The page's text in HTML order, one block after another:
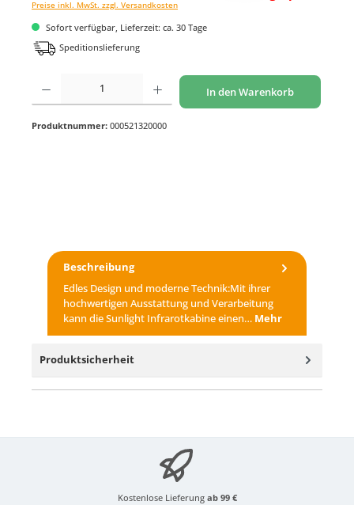
Preise inkl. MwSt. zzgl. Versandkosten
Sofort verfügbar, Lieferzeit: ca. 30 Tage
Speditionslieferung
Produkt Anzahl: Gib den gewünschten Wert ein oder benutze die Schaltflächen um
In den Warenkorb
Produktnummer: 000521320000
Beschreibung
Edles Design und moderne Technik:Mit ihrer
hochwertigen Ausstattung und Verarbeitung
kann die Sunlight Infrarotkabine einen… Mehr
Produktsicherheit
Kostenlose Lieferung ab 99 €